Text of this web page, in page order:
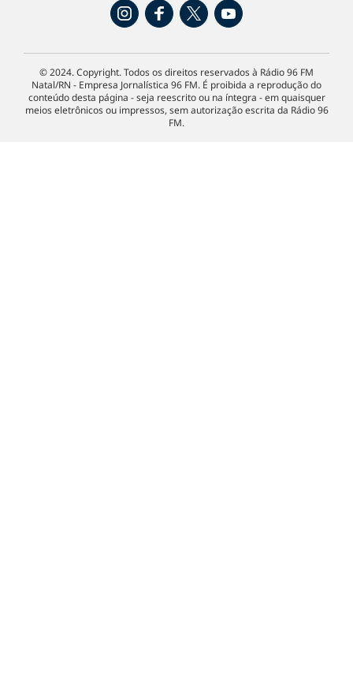
© 2024. Copyright. Todos os direitos reservados à Rádio 96 FM
Natal/RN - Empresa Jornalística 96 FM. É proibida a reprodução do
conteúdo desta página - seja reescrito ou na íntegra - em quaisquer
meios eletrônicos ou impressos, sem autorização escrita da Rádio 96
FM.